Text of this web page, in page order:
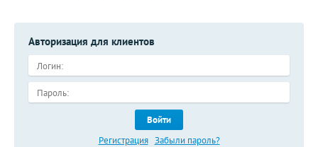
Авторизация для клиентов
Войти
Регистрация Забыли пароль?